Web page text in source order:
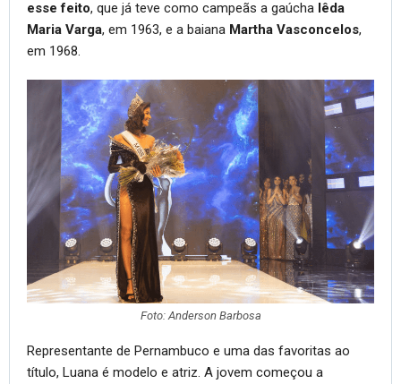
esse feito, que já teve como campeãs a gaúcha Iêda
Maria Varga, em 1963, e a baiana Martha Vasconcelos,
em 1968.
Foto: Anderson Barbosa
Representante de Pernambuco e uma das favoritas ao
título, Luana é modelo e atriz. A jovem começou a